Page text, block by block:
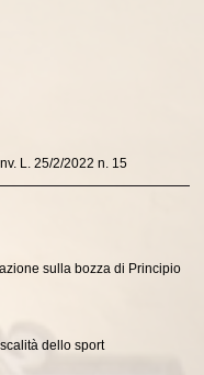
L. 25/2/2022 n. 15
sulla bozza di Principio
dello sport